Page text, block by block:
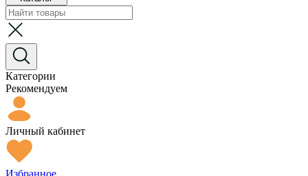
Категории
Рекомендуем
Личный кабинет
Избранное